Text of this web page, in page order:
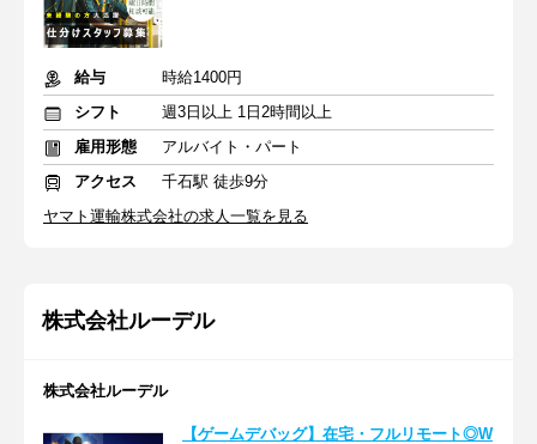
給与
時給1400円
シフト
週3日以上 1日2時間以上
雇用形態
アルバイト・パート
アクセス
千石駅 徒歩9分
ヤマト運輸株式会社の求人一覧を見る
株式会社ルーデル
株式会社ルーデル
【ゲームデバッグ】在宅・フルリモート◎W